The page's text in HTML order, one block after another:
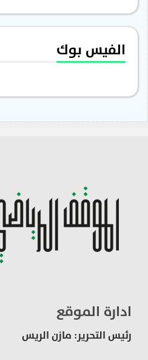
الفيس بوك
ادارة الموقع
رئيس التحرير: مازن الريس